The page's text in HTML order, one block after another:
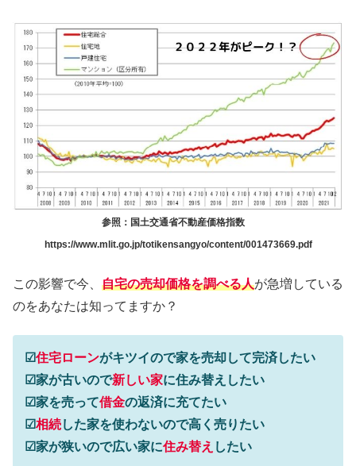
参照：国土交通省不動産価格指数
https://www.mlit.go.jp/totikensangyo/content/001473669.pdf
この影響で今、 自宅の売却価格を調べる人が急増している
のをあなたは知ってますか？
☑住宅ローンがキツイので家を売却して完済したい
☑家が古いので新しい家に住み替えしたい
☑家を売って借金の返済に充てたい
☑相続した家を使わないので高く売りたい
☑家が狭いので広い家に住み替え したい